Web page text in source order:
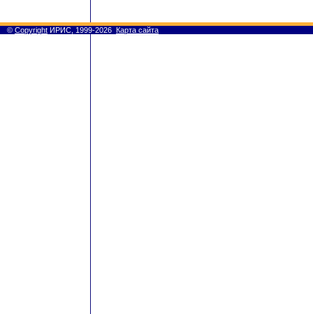
© Copyright ИРИС, 1999-2026 Карта сайта